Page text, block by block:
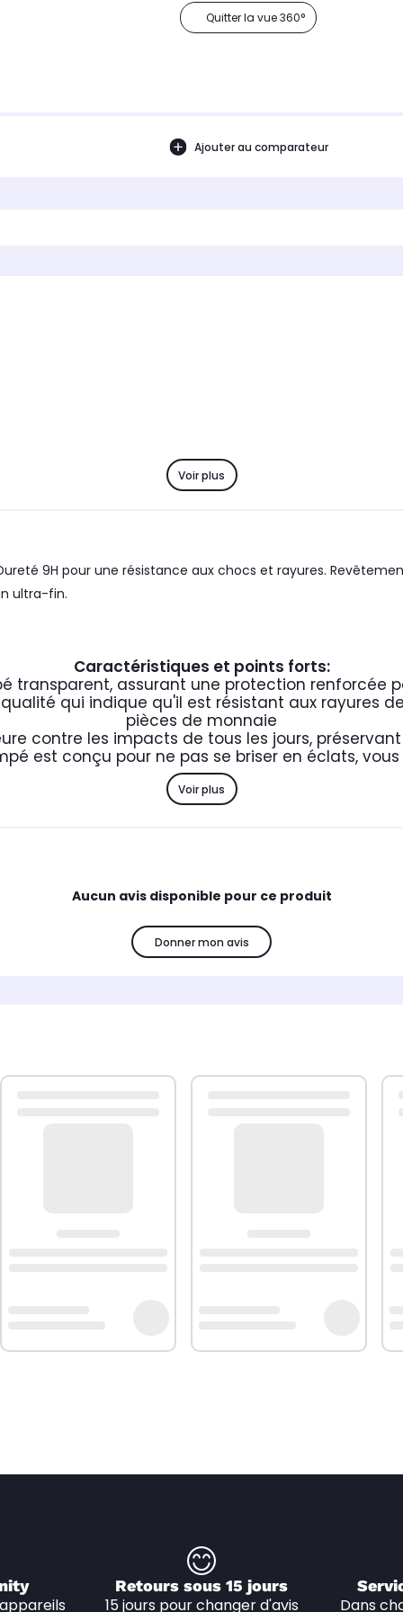
Quitter la vue 360°
Ajouter au comparateur
Voir plus
9H pour une résistance aux chocs et rayures.
ultra-fin.
Caractéristiques et points forts:
transparent, assurant une protection renforcée
qui indique qu'il est résistant aux rayures
pièces de monnaie
contre les impacts de tous les jours,
est conçu pour ne pas se briser en éclats,
Voir plus
Aucun avis disponible pour ce produit
Donner mon avis
Retours sous 15 jours
15 jours pour changer d'avis Dans